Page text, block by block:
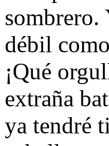
sombrero.
débil
¡Qué
extraña
ya tendré